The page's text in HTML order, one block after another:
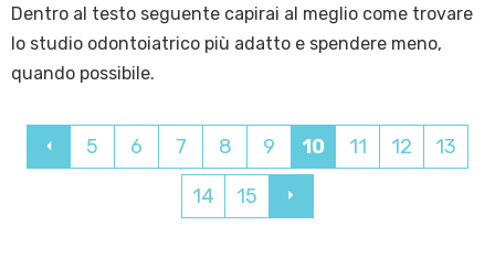
Dentro al testo seguente capirai al meglio come trovare
lo studio odontoiatrico più adatto e spendere meno,
quando possibile.
5 6 7 8 9 10 11 12 13
14 15